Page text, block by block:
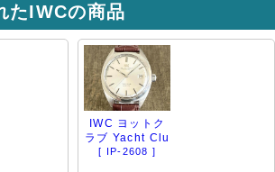
たIWCの商品
IWC ヨットク
ラブ Yacht Clu
[ IP-2608 ]